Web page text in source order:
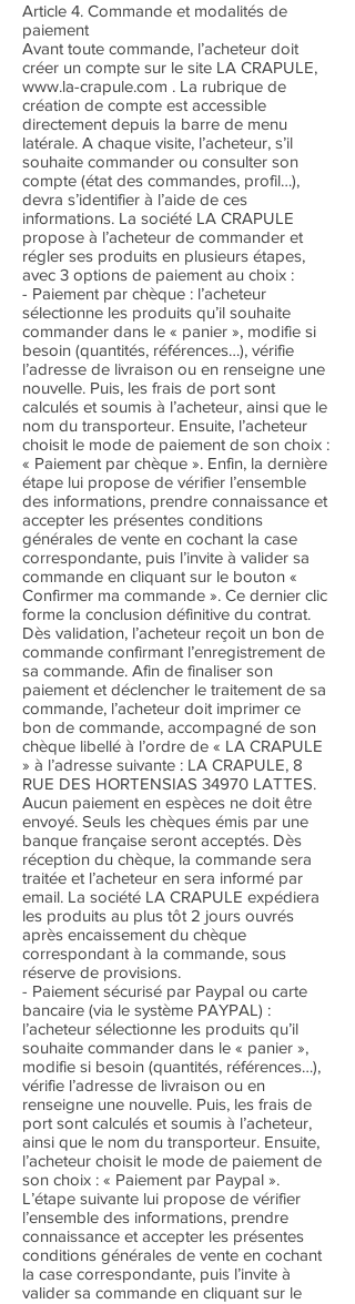
Article 4. Commande et modalités de
paiement
Avant toute commande, l’acheteur doit
créer un compte sur le site LA CRAPULE,
www.la-crapule.com . La rubrique de
création de compte est accessible
directement depuis la barre de menu
latérale. A chaque visite, l’acheteur, s’il
souhaite commander ou consulter son
compte (état des commandes, profil…),
devra s’identifier à l’aide de ces
informations. La société LA CRAPULE
propose à l’acheteur de commander et
régler ses produits en plusieurs étapes,
avec 3 options de paiement au choix :
- Paiement par chèque : l’acheteur
sélectionne les produits qu’il souhaite
commander dans le « panier », modifie si
besoin (quantités, références…), vérifie
l’adresse de livraison ou en renseigne une
nouvelle. Puis, les frais de port sont
calculés et soumis à l’acheteur, ainsi que le
nom du transporteur. Ensuite, l’acheteur
choisit le mode de paiement de son choix :
« Paiement par chèque ». Enfin, la dernière
étape lui propose de vérifier l’ensemble
des informations, prendre connaissance et
accepter les présentes conditions
générales de vente en cochant la case
correspondante, puis l’invite à valider sa
commande en cliquant sur le bouton «
Confirmer ma commande ». Ce dernier clic
forme la conclusion définitive du contrat.
Dès validation, l’acheteur reçoit un bon de
commande confirmant l’enregistrement de
sa commande. Afin de finaliser son
paiement et déclencher le traitement de sa
commande, l’acheteur doit imprimer ce
bon de commande, accompagné de son
chèque libellé à l’ordre de « LA CRAPULE
» à l’adresse suivante : LA CRAPULE, 8
RUE DES HORTENSIAS 34970 LATTES.
Aucun paiement en espèces ne doit être
envoyé. Seuls les chèques émis par une
banque française seront acceptés. Dès
réception du chèque, la commande sera
traitée et l’acheteur en sera informé par
email. La société LA CRAPULE expédiera
les produits au plus tôt 2 jours ouvrés
après encaissement du chèque
correspondant à la commande, sous
réserve de provisions.
- Paiement sécurisé par Paypal ou carte
bancaire (via le système PAYPAL) :
l’acheteur sélectionne les produits qu’il
souhaite commander dans le « panier »,
modifie si besoin (quantités, références…),
vérifie l’adresse de livraison ou en
renseigne une nouvelle. Puis, les frais de
port sont calculés et soumis à l’acheteur,
ainsi que le nom du transporteur. Ensuite,
l’acheteur choisit le mode de paiement de
son choix : « Paiement par Paypal ».
L’étape suivante lui propose de vérifier
l’ensemble des informations, prendre
connaissance et accepter les présentes
conditions générales de vente en cochant
la case correspondante, puis l’invite à
valider sa commande en cliquant sur le